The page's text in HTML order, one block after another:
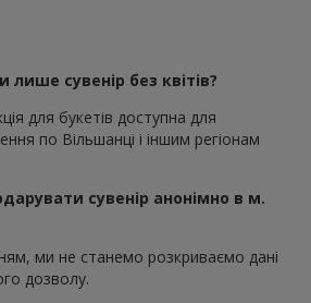
сувенір без квітів?
для букетів доступна для
по Вільшанці і іншим регіонам
сувенір анонімно в м.
ми не станемо розкриваємо дані
дозволу.